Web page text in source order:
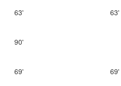
63'
63'
90'
69' 69'